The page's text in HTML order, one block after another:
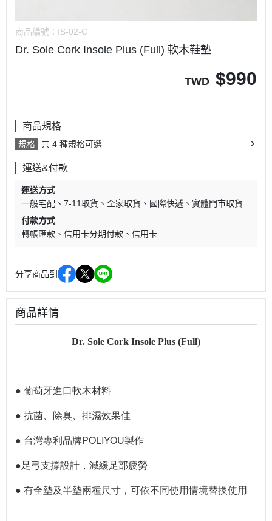
商品編號： IS-02-C
Dr. Sole Cork Insole Plus (Full) 軟木鞋墊
TWD $990
商品規格
規格 共 4 種規格可選
運送&付款
運送方式
一般宅配
7-11取貨 全家取貨 國際快遞
實體門市取貨
付款方式
轉帳匯款
信用卡分期付款 信用卡
分享商品到
商品詳情
Dr. Sole Cork Insole Plus (Full)
● 葡萄牙進口軟木材料
● 抗菌、除臭、排濕效果佳
● 台灣專利品牌POLIYOU製作
●足弓支撐設計，減緩足部疲勞
● 有全墊及半墊兩種尺寸，可依不同使用情境替換使用